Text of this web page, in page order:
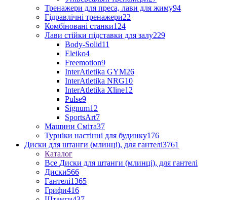
Тренажери для преса, лави для жиму94
Гідравлічні тренажери22
Комбіновані станки124
Лави стійки підставки для залу229
Body-Solid11
Eleiko4
Freemotion9
InterAtletika GYM26
InterAtletika NRG10
InterAtletika Xline12
Pulse9
Signum12
SportsArt7
Машини Сміта37
Турніки настінні для будинку176
Диски для штанги (млинці), для гантелі3761
Каталог
Все Диски для штанги (млинці), для гантелі
Диски566
Гантелі1365
Грифи416